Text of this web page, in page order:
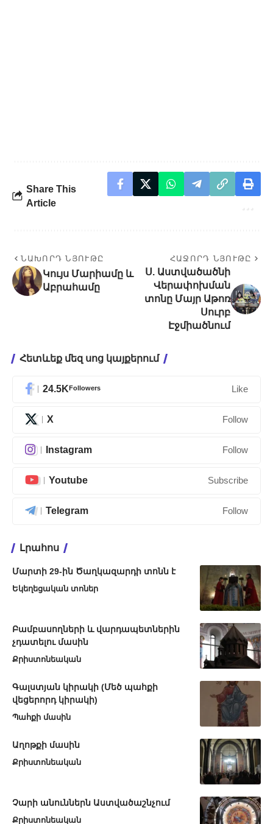
Share This
Article
ՆԱԽՈՐԴ ՆՅՈՒԹԸ
Կույս Մարիամը և
Աբրահամը
ՀԱՋՈՐԴ ՆՅՈՒԹԸ
Ս. Աստվածածնի
Վերափոխման
տոնը Մայր Աթոռ
Սուրբ
Էջմիածնում
Հետևեք մեզ սոց կայքերում
24.5KFollowers Like
X Follow
Instagram Follow
Youtube Subscribe
Telegram Follow
Լրահոս
Մարտի 29-ին Ծաղկազարդի տոնն է
Եկեղեցական տոներ
Բամբասողների և վարդապետներին
չդատելու մասին
Քրիստոնեական
Գալստյան կիրակի (Մեծ պահքի
վեցերորդ կիրակի)
Պահքի մասին
Աղոթքի մասին
Քրիստոնեական
Չարի անուններն Աստվածաշնչում
Քրիստոնեական